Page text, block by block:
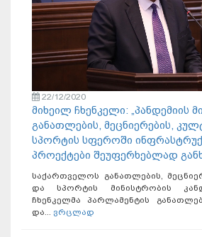
22/12/2020
მიხეილ ჩხენკელი: „პანდემიის
განათლების, მეცნიერების,
სპორტის სფეროში
პროექტები შეუფერხებლად
საქართველოს განათლების,
და სპორტის მინისტრობის
ჩხენკელმა პარლამენტის
და... ვრცლად